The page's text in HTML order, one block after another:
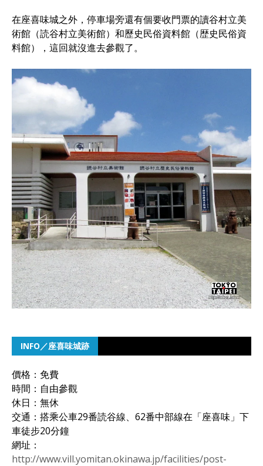
在座喜味城之外，停車場旁還有個要收門票的讀谷村立美
術館（読谷村立美術館）和歷史民俗資料館（歴史民俗資
料館），這回就沒進去參觀了。
INFO／座喜味城跡
價格：免費
時間：自由參觀
休日：無休
交通：搭乘公車29番読谷線、62番中部線在「座喜味」下
車徒步20分鐘
網址：
http://www.vill.yomitan.okinawa.jp/facilities/post-